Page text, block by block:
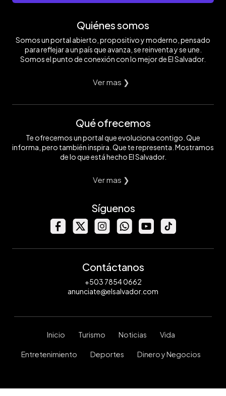
Quiénes somos
Somos un portal abierto, propositivo y moderno, pensado
para reflejar a un país que avanza, se reinventa y se une.
Somos el punto de conexión con lo mejor de El Salvador.
Ver mas ❯
Qué ofrecemos
Te ofrecemos un portal que evoluciona contigo. Que
informa, pero también inspira. Que te representa. Mostramos
de lo que está hecho El Salvador.
Ver mas ❯
Síguenos
Contáctanos
+503 7854 0662
anunciate@elsalvador.com
Inicio Turismo Noticias Vida
Entretenimiento Deportes Dinero y Negocios